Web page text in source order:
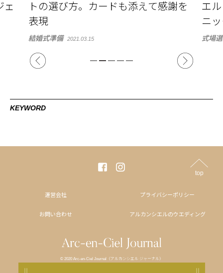
ェ
トの選び方。カードも添えて感謝を
表現
結婚式準備 2021.03.15
エ
ニ
式場
KEYWORD
top
運営会社 プライバシーポリシー
お問い合わせ アルカンシエルのウエディング
© 2020 Arc-en-Ciel Journal（アルカンシエル ジャーナル）